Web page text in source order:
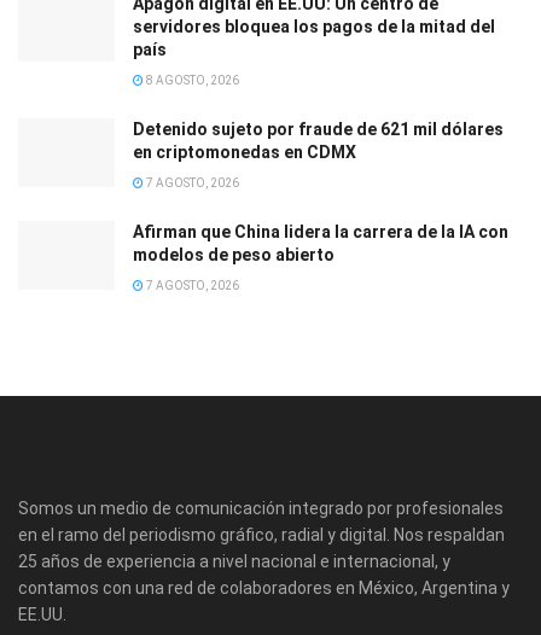
servidores bloquea los pagos de la mitad del
país
8 AGOSTO, 2026
Detenido sujeto por fraude de 621 mil dólares
en criptomonedas en CDMX
7 AGOSTO, 2026
Afirman que China lidera la carrera de la IA con
modelos de peso abierto
7 AGOSTO, 2026
Somos un medio de comunicación integrado por profesionales
en el ramo del periodismo gráfico, radial y digital. Nos respaldan
25 años de experiencia a nivel nacional e internacional, y
contamos con una red de colaboradores en México, Argentina y
EE.UU.